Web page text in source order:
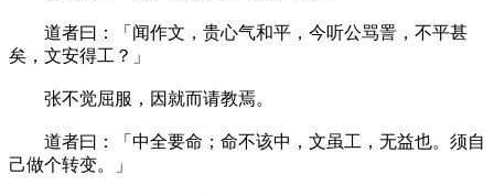
道者曰：「闻作文，贵心气和平，今听公骂詈，不平甚
矣，文安得工？」
张不觉屈服，因就而请教焉。
道者曰：「中全要命；命不该中，文虽工，无益也。须自
己做个转变。」